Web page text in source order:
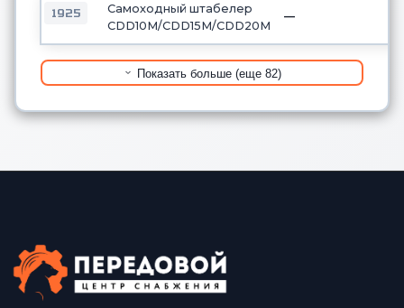
1925
Самоходный штабелер
CDD10М/CDD15М/CDD20М
—
Показать больше (еще 82)